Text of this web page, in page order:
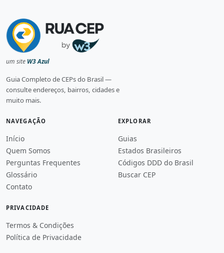
um site W3 Azul
Guia Completo de CEPs do Brasil —
consulte endereços, bairros, cidades e
muito mais.
NAVEGAÇÃO
Início
Quem Somos
Perguntas Frequentes
Glossário
Contato
EXPLORAR
Guias
Estados Brasileiros
Códigos DDD do Brasil
Buscar CEP
PRIVACIDADE
Termos & Condições
Política de Privacidade